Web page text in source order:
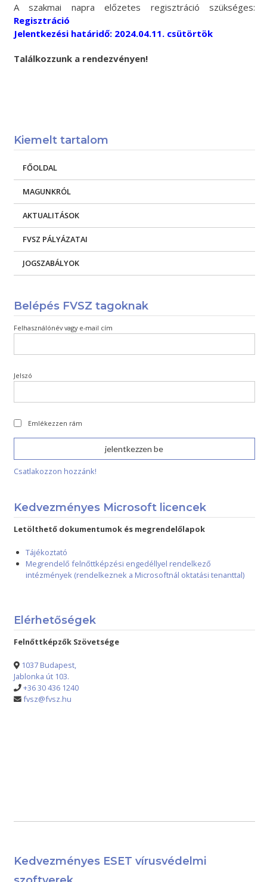
A szakmai napra előzetes regisztráció szükséges:
Regisztráció
Jelentkezési határidő: 2024.04.11. csütörtök
Találkozzunk arendezvényen!
Kiemelt tartalom
FŐOLDAL
MAGUNKRÓL
AKTUALITÁSOK
FVSZ PÁLYÁZATAI
JOGSZABÁLYOK
Belépés FVSZ tagoknak
Felhasználónév vagy e-mail cím
Jelszó
Emlékezzen rám
Csatlakozzon hozzánk!
Kedvezményes Microsoft licencek
Letölthető dokumentumok és megrendelőlapok
Tájékoztató
Megrendelő felnőttképzési engedéllyel rendelkező
intézmények (rendelkeznek a Microsoftnál oktatási tenanttal)
Elérhetőségek
Felnőttképzők Szövetsége
1037 Budapest,
Jablonka út 103.
+36 30 436 1240
fvsz@fvsz.hu
Kedvezményes ESET vírusvédelmi